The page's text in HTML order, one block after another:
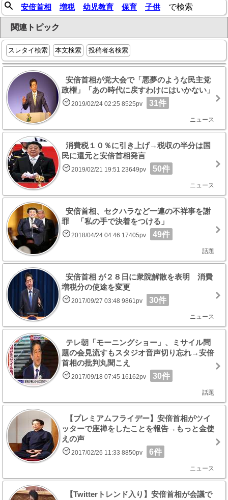
安倍首相 増税 幼児教育 保育 子供で検索
関連トピック
スレタイ検索 本文検索 投稿者名検索
安倍首相が党大会で「悪夢のような民主党
政権」「あの時代に戻すわけにはいかない」
2019/02/24 02:25 8525pv 31件
ニュース
消費税１０％に引き上げ→税収の半分は国
民に還元と安倍首相発言
2019/02/21 19:51 23649pv 50件
ニュース
安倍首相、セクハラなど一連の不祥事を謝
罪 「私の手で決着をつける」
2018/04/24 04:46 17405pv 49件
話題
安倍首相 が２８日に衆院解散を表明 消費
増税分の使途を変更
2017/09/27 03:48 9861pv 30件
ニュース
テレ朝「モーニングショー」、ミサイル問
題の会見流すもスタジオ音声切り忘れ→安倍
首相の批判丸聞こえ
2017/09/18 07:45 16162pv 30件
話題
【プレミアムフライデー】安倍首相がツイ
ッターで座禅をしたことを報告→もっと金使
えの声
2017/02/26 11:33 8850pv 6件
ニュース
【Twitterトレンド入り】安倍首相が会議で